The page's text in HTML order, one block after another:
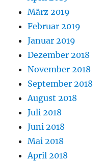
März 2019
Februar 2019
Januar 2019
Dezember 2018
November 2018
September 2018
August 2018
Juli 2018
Juni 2018
Mai 2018
April 2018